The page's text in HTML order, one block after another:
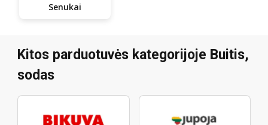
Senukai
Kitos parduotuvės kategorijoje Buitis,
sodas